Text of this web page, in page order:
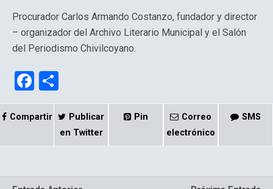
Procurador Carlos Armando Costanzo, fundador y director
– organizador del Archivo Literario Municipal y el Salón
del Periodismo Chivilcoyano.
F
a
ce
o
m
p
Compartir
Publicar
en Twitter
Pin
Correo
electrónico
SMS